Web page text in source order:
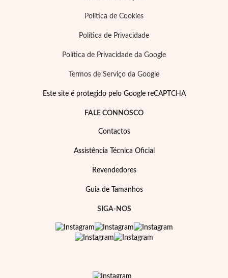
Política de Cookies
Política de Privacidade
Política de Privacidade da Google
Termos de Serviço da Google
Este site é protegido pelo Google reCAPTCHA
FALE CONNOSCO
Contactos
Assistência Técnica Oficial
Revendedores
Guia de Tamanhos
SIGA-NOS